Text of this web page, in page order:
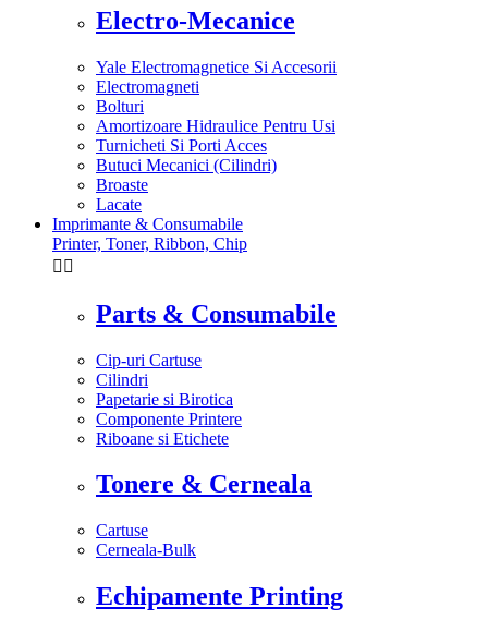
Electro-Mecanice
Yale Electromagnetice Si Accesorii
Electromagneti
Bolturi
Amortizoare Hidraulice Pentru Usi
Turnicheti Si Porti Acces
Butuci Mecanici (Cilindri)
Broaste
Lacate
Imprimante & Consumabile
Printer, Toner, Ribbon, Chip
 
Parts & Consumabile
Cip-uri Cartuse
Cilindri
Papetarie si Birotica
Componente Printere
Riboane si Etichete
Tonere & Cerneala
Cartuse
Cerneala-Bulk
Echipamente Printing